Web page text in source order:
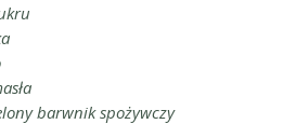
barwnik spożywczy